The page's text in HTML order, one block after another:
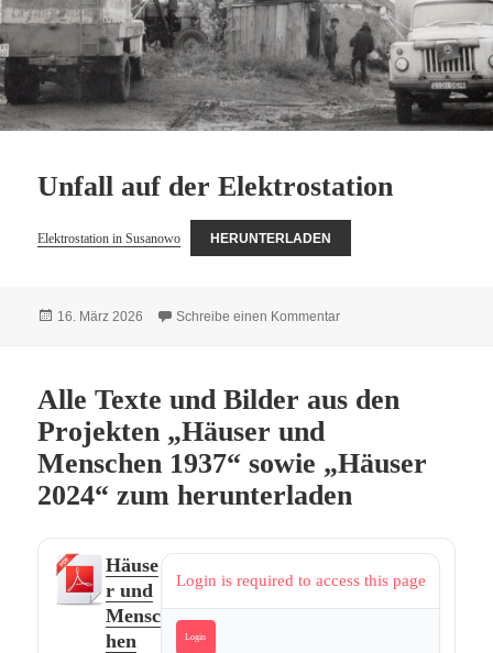
Unfall auf der Elektrostation
Elektrostation in Susanowo HERUNTERLADEN
Veröffentlicht
16. März 2026 Schreibe einen Kommentarzu Unfall auf der
Alle Texte und Bilder aus den
Projekten „Häuser und
Menschen 1937“ sowie „Häuser
2024“ zum herunterladen
Häuse
r und
Mensc
hen
Login is required to access this page
Login